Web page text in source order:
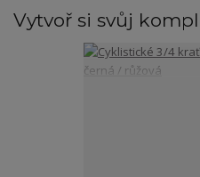
Vytvoř si svůj